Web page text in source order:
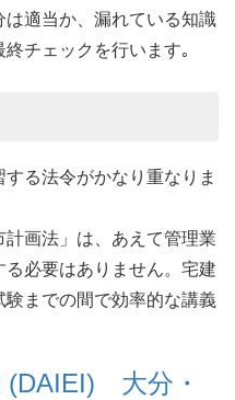
適当か、漏れている知識
チェックを行います｡
る法令がかなり重なりま
画法」は、あえて管理業
必要はありません。宅建
までの間で効率的な講義
大分・